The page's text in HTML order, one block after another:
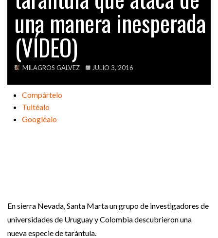
una manera inesperada
(VÍDEO)
MILAGROS GALVEZ JULIO 3, 2016
Compártelo
Tuitéalo
Googléalo
En sierra Nevada, Santa Marta un grupo de investigadores de
universidades de Uruguay y Colombia descubrieron una
nueva especie de tarántula.